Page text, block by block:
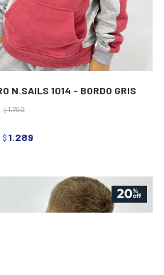
N.SAILS 1014 - BORDO GRIS
$ 1.790
$ 1.289